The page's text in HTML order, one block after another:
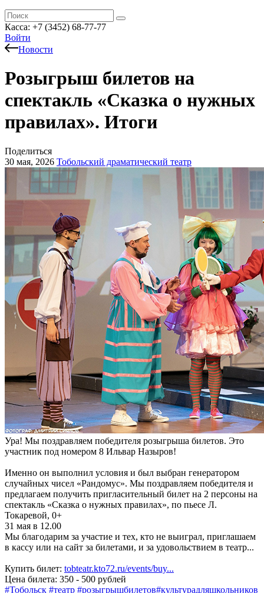
Касса: +7 (3452) 68-77-77
Войти
Новости
Розыгрыш билетов на
спектакль «Сказка о нужных
правилах». Итоги
Поделиться
30 мая, 2026 Тобольский драматический театр
Ура! Мы поздравляем победителя розыгрыша билетов. Это
участник под номером 8 Ильвар Назыров!
Именно он выполнил условия и был выбран генератором
случайных чисел «Рандомус». Мы поздравляем победителя и
предлагаем получить пригласительный билет на 2 персоны на
спектакль «Сказка о нужных правилах», по пьесе Л.
Токаревой, 0+
31 мая в 12.00
Мы благодарим за участие и тех, кто не выиграл, приглашаем
в кассу или на сайт за билетами, и за удовольствием в театр...
Купить билет: tobteatr.kto72.ru/events/buy...
Цена билета: 350 - 500 рублей
#Тобольск #театр #розыгрышбилетов#культурадляшкольников